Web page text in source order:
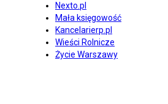
Nexto.pl
Mała księgowość
Kancelarierp.pl
Wieści Rolnicze
Życie Warszawy